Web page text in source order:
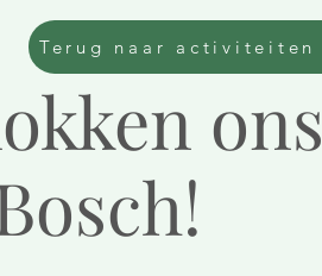
ons
Terug naar activiteiten